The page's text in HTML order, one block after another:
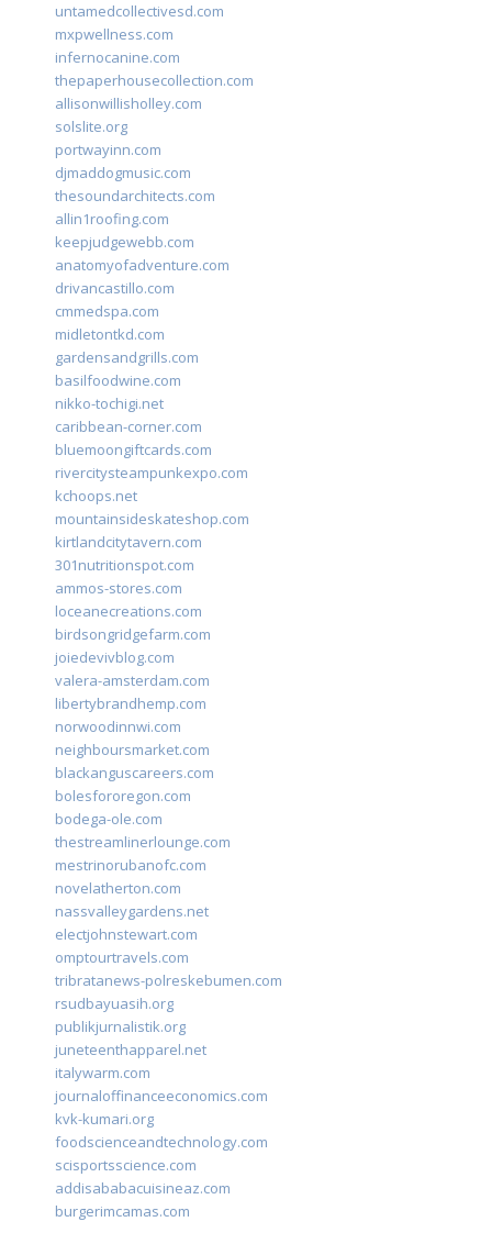
untamedcollectivesd.com
mxpwellness.com
infernocanine.com
thepaperhousecollection.com
allisonwillisholley.com
solslite.org
portwayinn.com
djmaddogmusic.com
thesoundarchitects.com
allin1roofing.com
keepjudgewebb.com
anatomyofadventure.com
drivancastillo.com
cmmedspa.com
midletontkd.com
gardensandgrills.com
basilfoodwine.com
nikko-tochigi.net
caribbean-corner.com
bluemoongiftcards.com
rivercitysteampunkexpo.com
kchoops.net
mountainsideskateshop.com
kirtlandcitytavern.com
301nutritionspot.com
ammos-stores.com
loceanecreations.com
birdsongridgefarm.com
joiedevivblog.com
valera-amsterdam.com
libertybrandhemp.com
norwoodinnwi.com
neighboursmarket.com
blackanguscareers.com
bolesfororegon.com
bodega-ole.com
thestreamlinerlounge.com
mestrinorubanofc.com
novelatherton.com
nassvalleygardens.net
electjohnstewart.com
omptourtravels.com
tribratanews-polreskebumen.com
rsudbayuasih.org
publikjurnalistik.org
juneteenthapparel.net
italywarm.com
journaloffinanceeconomics.com
kvk-kumari.org
foodscienceandtechnology.com
scisportsscience.com
addisababacuisineaz.com
burgerimcamas.com